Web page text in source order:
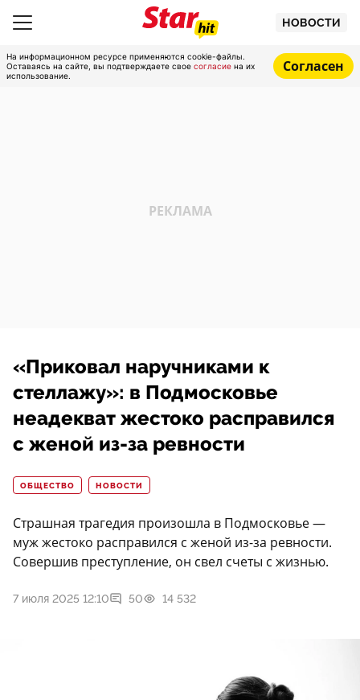
НОВОСТИ
На информационном ресурсе применяются cookie-файлы.
Оставаясь на сайте, вы подтверждаете свое согласие на их
использование.
Согласен
«Приковал наручниками к
стеллажу»: в Подмосковье
неадекват жестоко расправился
с женой из-за ревности
ОБЩЕСТВО НОВОСТИ
Страшная трагедия произошла в Подмосковье —
муж жестоко расправился с женой из-за ревности.
Совершив преступление, он свел счеты с жизнью.
7 июля 2025 12:10 50 14 532